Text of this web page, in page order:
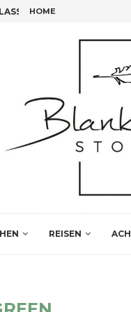
FLIEGEN!FÜNF INSIDER
HOME
REISEN